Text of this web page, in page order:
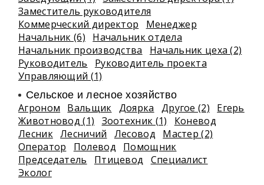
Заместитель руководителя
Коммерческий директор
Менеджер
Начальник (6)
Начальник отдела
Начальник производства
Начальник цеха (2)
Руководитель
Руководитель проекта
Управляющий (1)
Сельское и лесное хозяйство
Агроном Вальщик Доярка Другое (2)
Егерь
Животновод (1)
Зоотехник (1)
Коневод
Лесник Лесничий Лесовод
Мастер (2)
Оператор
Полевод
Помощник
Председатель
Птицевод
Специалист
Эколог